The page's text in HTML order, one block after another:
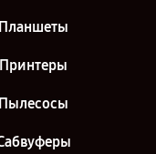
Планшеты
Принтеры
Пылесосы